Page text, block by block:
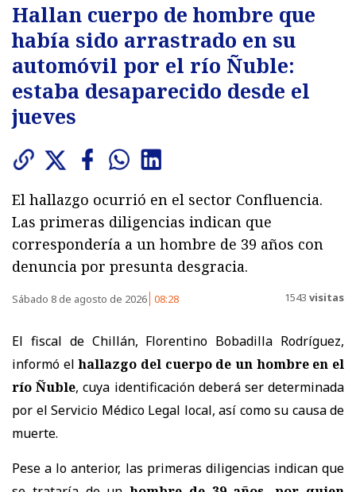
Hallan cuerpo de hombre que
había sido arrastrado en su
automóvil por el río Ñuble:
estaba desaparecido desde el
jueves
El hallazgo ocurrió en el sector Confluencia.
Las primeras diligencias indican que
correspondería a un hombre de 39 años con
denuncia por presunta desgracia.
Sábado 8 de agosto de 2026 08:28 1543 visitas
El fiscal de Chillán, Florentino Bobadilla Rodríguez,
informó elhallazgo del cuerpo de un hombre en el
río Ñuble, cuya identificación deberá ser determinada
por el Servicio Médico Legal local, así como su causa de
muerte.
Pese a lo anterior, las primeras diligencias indican que